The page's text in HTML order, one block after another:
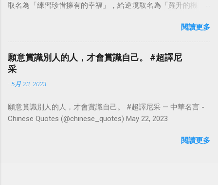
取名為「練習珍惜擁有的幸福」，給逆境取名為「躍升的機
點看事情，就不會覺得活著是一件沉重的事。#超譯尼采 — 中
華名言 - Chinese Quotes (@chinese_quotes) May 23, 2023
閱讀更多
願意賞識別人的人，才會賞識自己。 #超譯尼
采
- 5月 23, 2023
願意賞識別人的人，才會賞識自己。 #超譯尼采 — 中華名言 -
Chinese Quotes (@chinese_quotes) May 22, 2023
閱讀更多